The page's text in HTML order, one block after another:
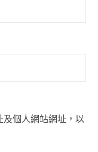
及個人網站網址，以